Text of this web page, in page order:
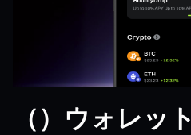
（）ウォレット